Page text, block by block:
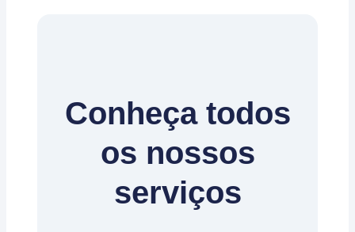
Conheça todos
os nossos
serviços